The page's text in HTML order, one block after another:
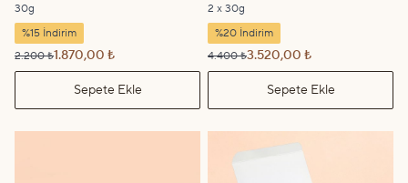
30g
%15 İndirim
2.200 ₺1.870,00 ₺
Sepete Ekle
2 x 30g
%20 İndirim
4.400 ₺3.520,00 ₺
Sepete Ekle